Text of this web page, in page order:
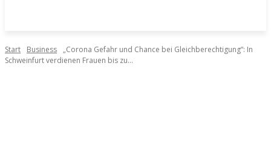
Start Business
„Corona Gefahr und Chance bei Gleichberechtigung“: In
Schweinfurt verdienen Frauen bis zu...